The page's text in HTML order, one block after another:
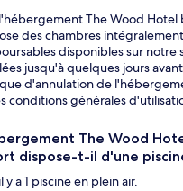
The Wood Hotel
des chambres intégralement
disponibles sur
jusqu'à quelques jours
d'annulation de
conditions générales
The Wood
dispose-t-il d'une
y a 1 piscine en plein air.